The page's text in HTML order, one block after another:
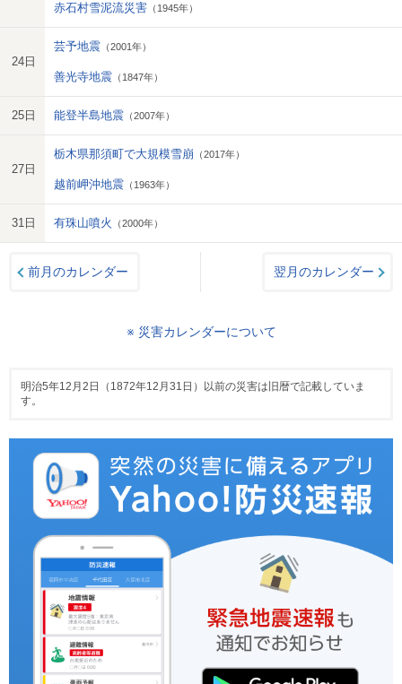
赤石村雪泥流災害 （1945年）
24日
芸予地震 （2001年）
善光寺地震 （1847年）
25日 能登半島地震 （2007年）
27日
栃木県那須町で大規模雪崩 （2017年）
越前岬沖地震 （1963年）
31日 有珠山噴火 （2000年）
前月のカレンダー 翌月のカレンダー
※ 災害カレンダーについて
明治5年12月2日（1872年12月31日）以前の災害は旧暦で記載していま
す。